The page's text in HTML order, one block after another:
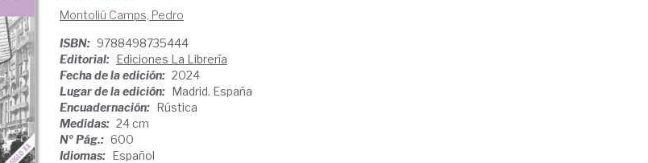
Montoliú Camps, Pedro
ISBN: 9788498735444
Editorial: Ediciones La Librería
Fecha de la edición: 2024
Lugar de la edición: Madrid. España
Encuadernación: Rústica
Medidas: 24 cm
Nº Pág.: 600
Idiomas: Español